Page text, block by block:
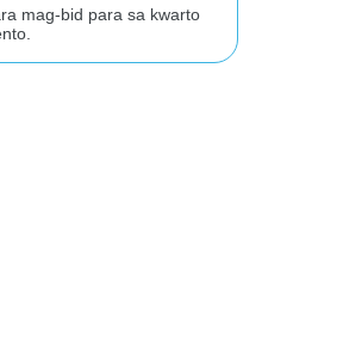
mag-bid para sa kwarto